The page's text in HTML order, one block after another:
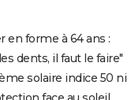
en forme à 64 ans :
dents, il faut le faire"
solaire indice 50 ni